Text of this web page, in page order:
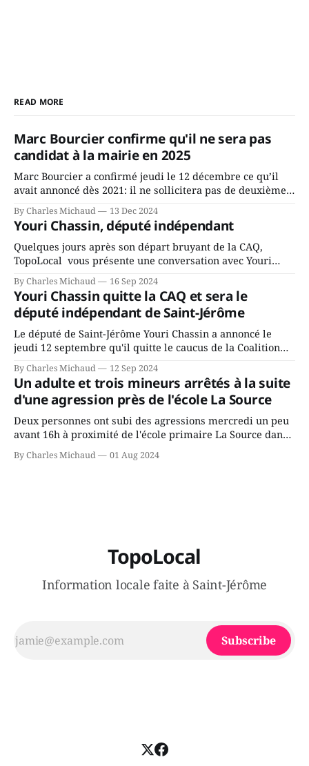
READ MORE
Marc Bourcier confirme qu'il ne sera pas
candidat à la mairie en 2025
Marc Bourcier a confirmé jeudi le 12 décembre ce qu’il
avait annoncé dès 2021: il ne sollicitera pas de deuxième
mandat à titre de maire de Saint-Jérôme. Bourcier en a
fait l’annonce en s’adressant aux employés de la ville,
rassemblés en soirée pour leur traditionnel souper
By Charles Michaud 13 Dec 2024
Youri Chassin, député indépendant
Quelques jours après son départ bruyant de la CAQ,
TopoLocal vous présente une conversation avec Youri
Chassin. Nous avons causé de sa décision. Y songeait-il
depuis longtemps? Sera-t-il candidat indépendant dans 2
ans? Joindrait-il un autre parti, par exemple les
conservateurs d’Éric Duhaime? Que lui
By Charles Michaud 16 Sep 2024
Youri Chassin quitte la CAQ et sera le
député indépendant de Saint-Jérôme
Le député de Saint-Jérôme Youri Chassin a annoncé le
jeudi 12 septembre qu'il quitte le caucus de la Coalition
Avenir Québec de François Legault parce qu'il est déçu du
gouvernement de la CAQ, surtout de son incapacité, qu'il
juge chronique, à offrir des
By Charles Michaud 12 Sep 2024
Un adulte et trois mineurs arrêtés à la suite
d'une agression près de l'école La Source
Deux personnes ont subi des agressions mercredi un peu
avant 16h à proximité de l'école primaire La Source dans
le secteur Bellefeuille de Saint-Jérôme. L'une de deux
victimes aurait été écrasée sous un véhicule et aspergée
By Charles Michaud 01 Aug 2024
TopoLocal
Information locale faite à Saint-Jérôme
Subscribe